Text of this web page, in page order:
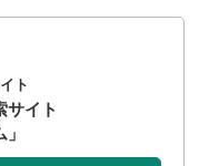
ト
サイト